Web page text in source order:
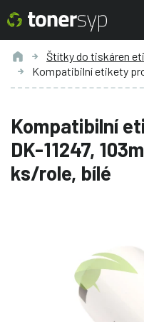
Štítky do tiskáren
Kompatibilní etikety pro Brother
Kompatibilní
DK-11247,
ks/role, bílé